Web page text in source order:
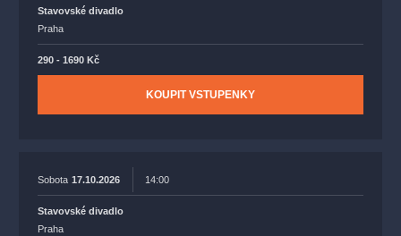
Stavovské divadlo
Praha
290 - 1690 Kč
KOUPIT VSTUPENKY
Sobota 17.10.2026 14:00
Stavovské divadlo
Praha